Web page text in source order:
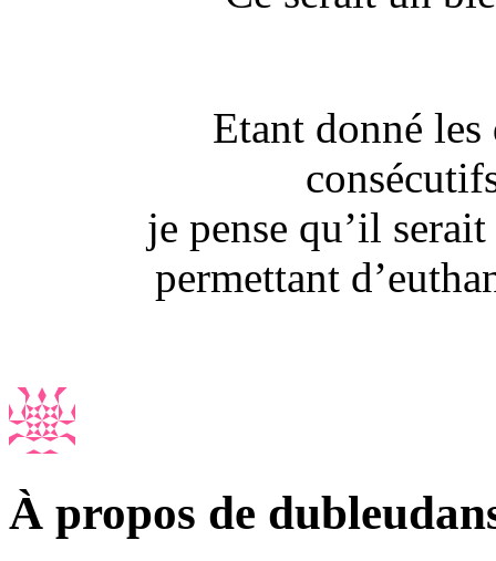
Etant donné les
je pense qu’il
permettant
À propos de